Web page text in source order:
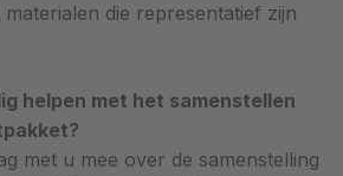
die representatief zijn
helpen met het samenstellen
met u mee over de samenstelling